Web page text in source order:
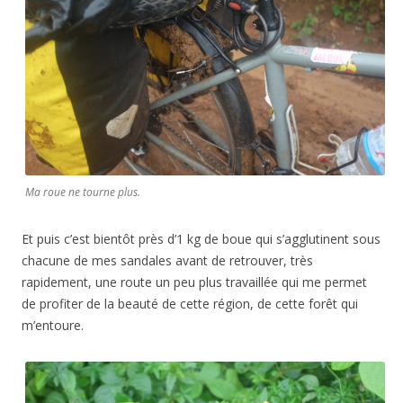
Ma roue ne tourne plus.
Et puis c’est bientôt près d’1 kg de boue qui s’agglutinent sous
chacune de mes sandales avant de retrouver, très
rapidement, une route un peu plus travaillée qui me permet
de profiter de la beauté de cette région, de cette forêt qui
m’entoure.